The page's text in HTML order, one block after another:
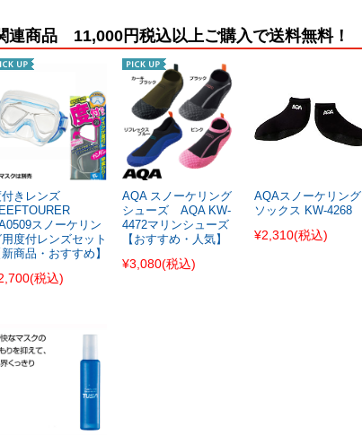
連商品 11,000円税込以上ご購入で送料無料！
付きレンズ
スノーケリン
度付レンズセット
商品・おすすめ】
(税込)
AQA スノーケリング
シューズ AQA KW-
4472マリンシューズ
【おすすめ・人気】
¥3,080(税込)
AQAスノーケリング
ソックス KW-4268
¥2,310(税込)